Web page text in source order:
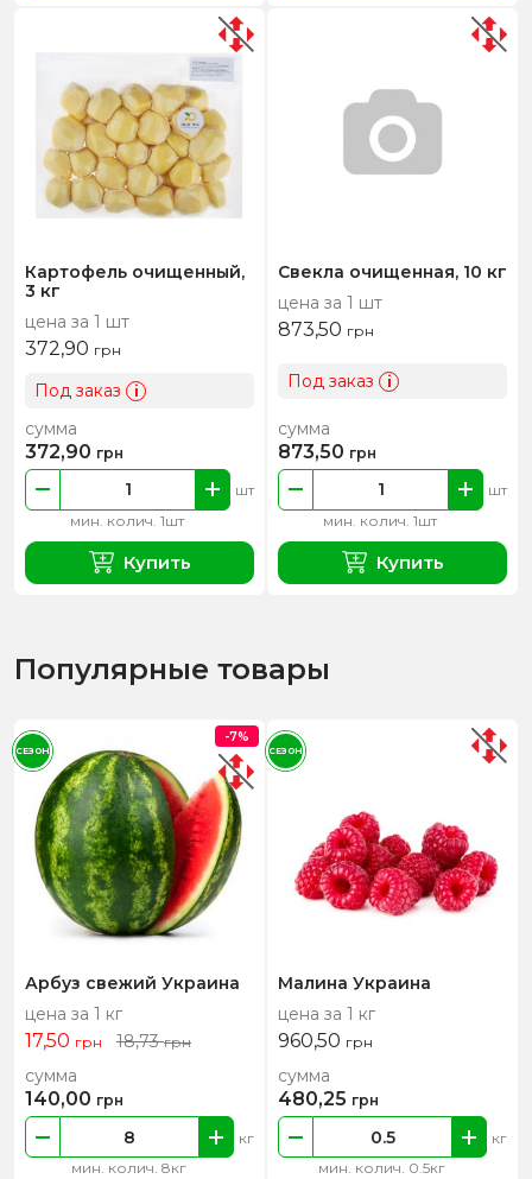
Картофель очищенный,
3 кг
цена за 1 шт
372,90 грн
Под заказ i
мин. колич. 1шт
шт
сумма
372,90 грн
Купить
Свекла очищенная, 10 кг
цена за 1 шт
873,50 грн
Под заказ i
мин. колич. 1шт
шт
сумма
873,50 грн
Купить
Популярные товары
Арбуз свежий Украина
цена за 1 кг
17,50 грн 18,73грн
мин. колич. 8кг
кг
сумма
140,00 грн
-7%
СЕЗОН
Малина Украина
цена за 1 кг
960,50 грн
мин. колич. 0.5кг
кг
сумма
480,25 грн
СЕЗОН